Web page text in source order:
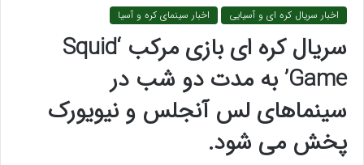
اخبار سریال کره ای و آسیایی اخبار سینمای کره و آسیا
سریال کره ای بازی مرکب ‘Squid
Game’ به مدت دو شب در
سینماهای لس آنجلس و نیویورک
پخش می شود.